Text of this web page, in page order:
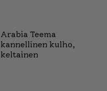
Arabia Teema
kannellinen kulho,
keltainen